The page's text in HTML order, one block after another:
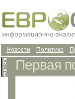
Политика
Новости
Первая